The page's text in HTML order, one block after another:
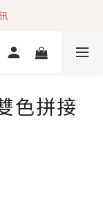
色拼接